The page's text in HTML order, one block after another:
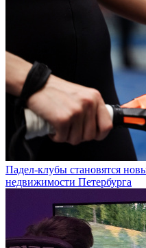
Падел-клубы становятся
недвижимости Петербурга